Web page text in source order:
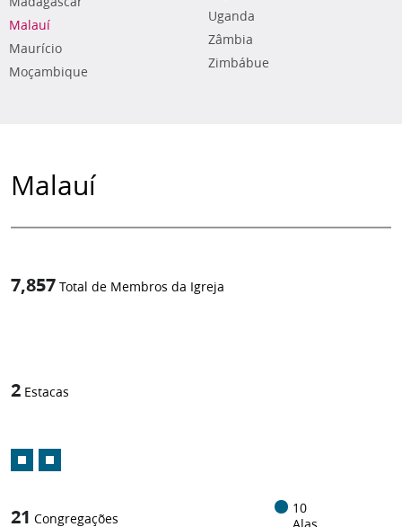
Malauí
Maurício
Moçambique
Uganda
Zâmbia
Zimbábue
Malauí
7,857 Total de Membros da Igreja
2 Estacas
21 Congregações
10